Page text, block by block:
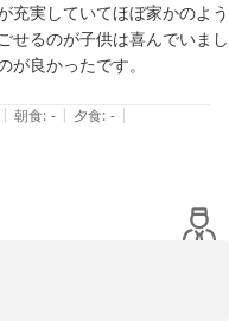
充実していてほぼ家かのよう
せるのが子供は喜んでいまし
良かったです。
| 朝食: - | 夕食: - |
洗濯機の他ガス乾燥機も